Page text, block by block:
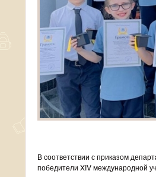
В соответствии с приказом
победители XIV международной